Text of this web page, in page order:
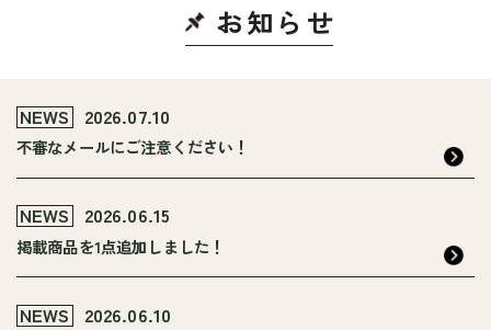
お知ら せ
NEWS 2026.07.10
不審なメールにご注意ください！
NEWS 2026.06.15
掲載商品を1点追加しました！
NEWS 2026.06.10